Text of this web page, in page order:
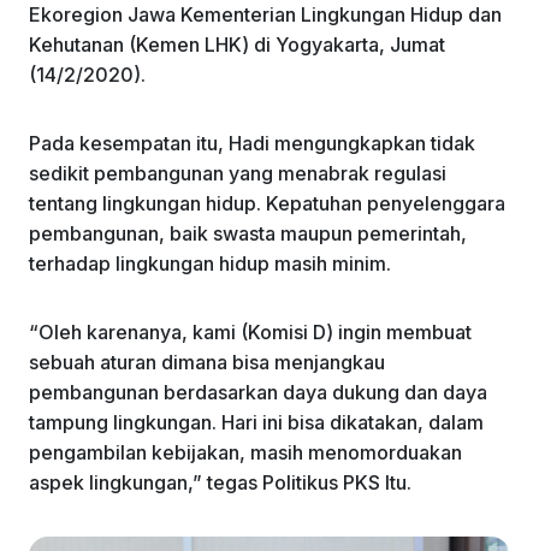
Ekoregion Jawa Kementerian Lingkungan Hidup dan
Kehutanan (Kemen LHK) di Yogyakarta, Jumat
(14/2/2020).
Pada kesempatan itu, Hadi mengungkapkan tidak
sedikit pembangunan yang menabrak regulasi
tentang lingkungan hidup. Kepatuhan penyelenggara
pembangunan, baik swasta maupun pemerintah,
terhadap lingkungan hidup masih minim.
“Oleh karenanya, kami (Komisi D) ingin membuat
sebuah aturan dimana bisa menjangkau
pembangunan berdasarkan daya dukung dan daya
tampung lingkungan. Hari ini bisa dikatakan, dalam
pengambilan kebijakan, masih menomorduakan
aspek lingkungan,” tegas Politikus PKS Itu.